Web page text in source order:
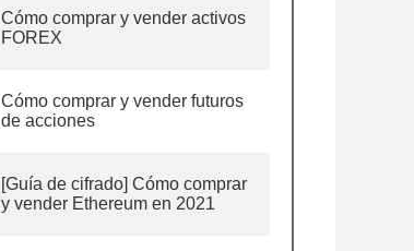
Cómo comprar y vender activos
FOREX
Cómo comprar y vender futuros
de acciones
[Guía de cifrado] Cómo comprar
y vender Ethereum en 2021